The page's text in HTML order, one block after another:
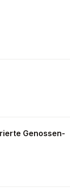
Genossen-